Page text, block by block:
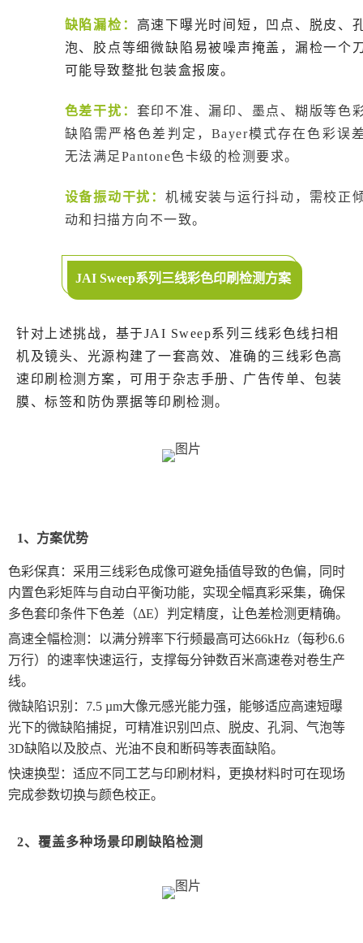
缺陷漏检： 高速下曝光时间短，凹点、脱皮、
泡、胶点等细微缺陷易被噪声掩盖，漏检一个
可能导致整批包装盒报废。
色差干扰： 套印不准、漏印、墨点、糊版等色
缺陷需严格色差判定，Bayer模式存在色彩误
无法满足Pantone色卡级的检测要求。
设备振动干扰：机械安装与运行抖动，需校正
动和扫描方向不一致。
JAI Sweep系列三线彩色印刷检测方案
针对上述挑战，基于JAI Sweep系列三线彩色线扫相
机及镜头、光源构建了一套高效、准确的三线彩色高
速印刷检测方案，可用于杂志手册、广告传单、包装
膜、标签和防伪票据等印刷检测。
1、方案优势
色彩保真：采用三线彩色成像可避免插值导致的色偏，同时
内置色彩矩阵与自动白平衡功能，实现全幅真彩采集，确保
多色套印条件下色差（ΔE）判定精度，让色差检测更精确。
高速全幅检测：以满分辨率下行频最高可达66kHz（每秒6.6
万行）的速率快速运行，支撑每分钟数百米高速卷对卷生产
线。
微缺陷识别：7.5 µm大像元感光能力强，能够适应高速短曝
光下的微缺陷捕捉，可精准识别凹点、脱皮、孔洞、气泡等
3D缺陷以及胶点、光油不良和断码等表面缺陷。
快速换型：适应不同工艺与印刷材料，更换材料时可在现场
完成参数切换与颜色校正。
2、覆盖多种场景印刷缺陷检测